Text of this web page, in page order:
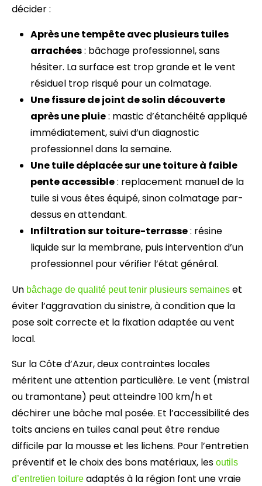
décider :
Après une tempête avec plusieurs tuiles
arrachées: bâchage professionnel, sans
hésiter. La surface est trop grande et le vent
résiduel trop risqué pour un colmatage.
Une fissure de joint de solin découverte
après une pluie: mastic d’étanchéité appliqué
immédiatement, suivi d’un diagnostic
professionnel dans la semaine.
Une tuile déplacée sur une toiture à faible
pente accessible: replacement manuel de la
tuile si vous êtes équipé, sinon colmatage par-
dessus en attendant.
Infiltration sur toiture-terrasse: résine
liquide sur la membrane, puis intervention d’un
professionnel pour vérifier l’état général.
Un bâchage de qualité peut tenir plusieurs semaines et
éviter l’aggravation du sinistre, à condition que la
pose soit correcte et la fixation adaptée au vent
local.
Sur la Côte d’Azur, deux contraintes locales
méritent une attention particulière. Le vent (mistral
ou tramontane) peut atteindre 100 km/h et
déchirer une bâche mal posée. Et l’accessibilité des
toits anciens en tuiles canal peut être rendue
difficile par la mousse et les lichens. Pour l’entretien
préventif et le choix des bons matériaux, les outils
d’entretien toiture adaptés à la région font une vraie